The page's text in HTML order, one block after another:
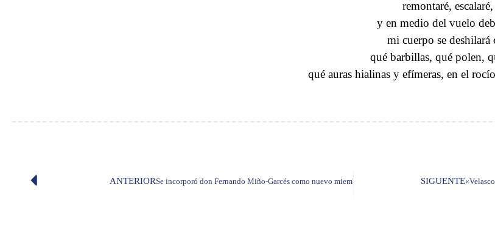
remontaré,
y en medio del vuelo
mi cuerpo se deshilará
qué barbillas, qué polen,
qué auras hialinas y efímeras, en el
ANTERIORSe incorporó don Fernando Miño-Garcés como nuevo miembro de número SIGUENTE